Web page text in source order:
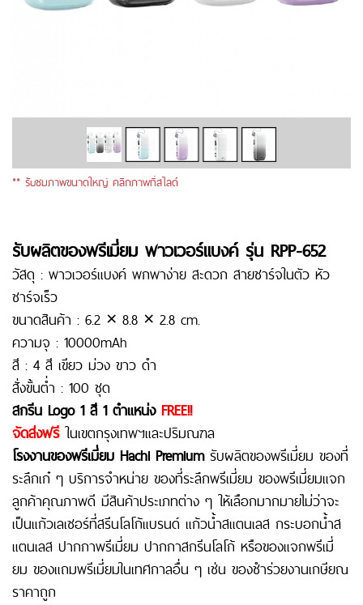
** รับชมภาพขนาดใหญ่ คลิกภาพที่สไลด์
รับผลิตของพรีเมี่ยม พาวเวอร์แบงค์ รุ่น RPP-652
วัสดุ : พาวเวอร์แบงค์ พกพาง่าย สะดวก สายชาร์จในตัว หัว
ชาร์จเร็ว
ขนาดสินค้า : 6.2 × 8.8 × 2.8 cm.
ความจุ : 10000mAh
สี : 4 สี เขียว ม่วง ขาว ดำ
สั่งขั้นต่ำ : 100 ชุด
สกรีน Logo 1 สี 1 ตำแหน่ง FREE!!
จัดส่งฟรีในเขตกรุงเทพฯและปริมณฑล
โรงงานของพรีเมี่ยม Hachi Premium รับผลิตของพรีเมี่ยม ของที่
ระลึกเก๋ ๆ บริการจำหน่าย ของที่ระลึกพรีเมี่ยม ของพรีเมี่ยมแจก
ลูกค้าคุณภาพดี มีสินค้าประเภทต่าง ๆ ให้เลือกมากมายไม่ว่าจะ
เป็นแก้วเลเซอร์ที่สรีนโลโก้แบรนด์ แก้วน้ำสแตนเลส กระบอกน้ำส
แตนเลส ปากกาพรีเมี่ยม ปากกาสกรีนโลโก้ หรือของแจกพรีเมี่
ยม ของแถมพรีเมี่ยมในเทศกาลอื่น ๆ เช่น ของชําร่วยงานเกษียณ
ราคาถูก